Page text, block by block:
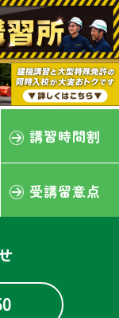
講習時間割
受講留意点